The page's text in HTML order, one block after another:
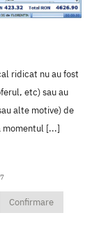
ridicat nu au fost
etc) sau au
alte motive) de
momentul [...]
Confirmare